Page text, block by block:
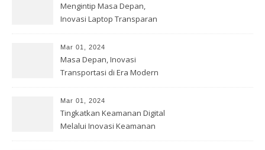
Mengintip Masa Depan,
Inovasi Laptop Transparan
Mar 01, 2024
Masa Depan, Inovasi
Transportasi di Era Modern
Mar 01, 2024
Tingkatkan Keamanan Digital
Melalui Inovasi Keamanan